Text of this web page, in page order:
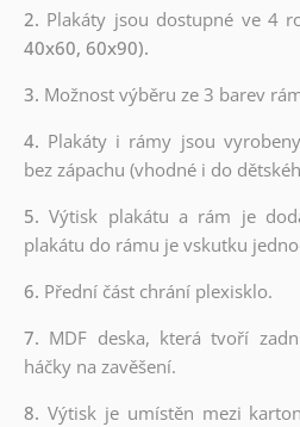
2. Plakáty jsou dostupné ve 4
40x60, 60x90).
3. Možnost výběru ze 3 barev
4. Plakáty i rámy jsou
bez zápachu (vhodné i do
5.Výtisk plakátu a rám je
plakátu do rámu je vskutku
6. Přední část chrání plexisklo.
7. MDF deska, která tvoří
háčky na zavěšení.
8. Výtisk je umístěn mezi